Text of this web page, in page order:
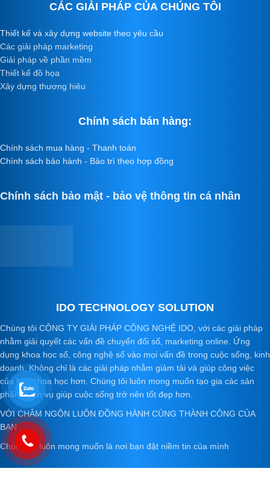
CÁC GIẢI PHÁP CỦA CHÚNG TÔI
Thiết kế và xây dựng website theo yêu cầu
Các giải pháp marketing
Giải pháp về phần mềm
Thiết kế đồ họa
Xây dựng thương hiêu
Chính sách bán hàng:
Chính sách mua hàng - Thanh toán
Chính sách bảo hành - Bảo trì theo hợp đồng
Chính sách bảo mật - bảo vệ thông tin cá nhân
IDO TECHNOLOGY SOLUTION
Chúng tôi CÔNG TY GIẢI PHÁP CÔNG NGHỆ IDO, với các giải pháp
nhằm giải quyết các vấn đề chuyển đổi số, marketing online. Ứng
dụng khoa học số, công nghệ số vào mọi vấn đề trong cuộc sống, kinh
doanh. Không chỉ là các giải pháp nhằm giảm tải và giúp công việc
của bạn khoa học hơn. Chúng tôi luôn mong muốn tạo gia các sản
phẩm, dịch vụ giúp cuộc sống trở nên tốt đẹp hơn.
VỚI CHÂM NGÔN LUÔN ĐỒNG HÀNH CÙNG THÀNH CÔNG CỦA
BẠN
Chúng tôi luôn mong muốn là nơi bạn đặt niềm tin của mình